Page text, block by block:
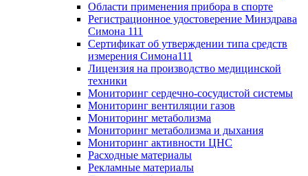
Области применения прибора в спорте
Регистрационное удостоверение Минздрава
Симона 111
Сертификат об утверждении типа средств
измерения Симона111
Лицензия на производство медицинской
техники
Мониторинг сердечно-сосудистой системы
Мониторинг вентиляции газов
Мониторинг метаболизма
Мониторинг метаболизма и дыхания
Мониторинг активности ЦНС
Расходные материалы
Рекламные материалы